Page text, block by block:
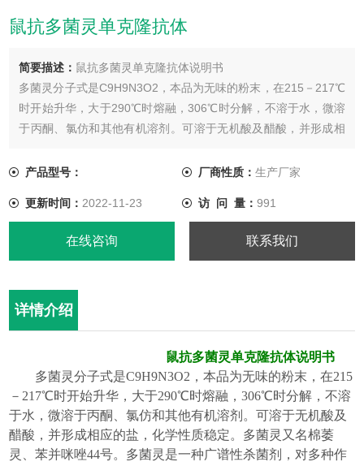
鼠抗多菌灵单克隆抗体
简要描述： 鼠抗多菌灵单克隆抗体说明书
多菌灵分子式是C9H9N3O2，本品为无味的粉末，在215－217℃
时开始升华，大于290℃时熔融，306℃时分解，不溶于水，微溶
于丙酮、氯仿和其他有机溶剂。可溶于无机酸及醋酸，并形成相
菌灵是一种广谱性杀菌剂，对多种作物由真菌(如半知菌、多子囊
理等。
产品型号： 厂商性质： 生产厂家
更新时间： 2022-11-23 访 问 量： 991
在线咨询 联系我们
详情介绍
鼠抗多菌灵单克隆抗体说明书
多菌灵分子式是C9H9N3O2 ，本品为无味的粉末，在215
－217℃时开始升华，大于290℃时熔融，306℃时分解，不溶
于水，微溶于丙酮、氯仿和其他有机溶剂 。可溶于无机酸及
醋酸，并形成相应的盐，化学性质稳定。多菌灵又名棉萎
灵、苯并咪唑44号。多菌灵是一种广谱性杀菌剂，对多种作